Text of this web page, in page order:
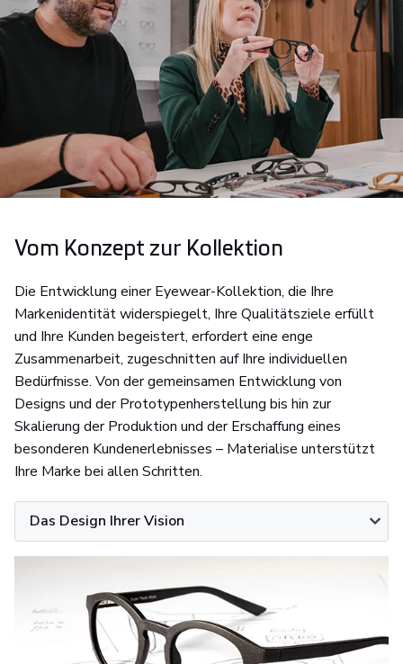
Vom Konzept zur Kollektion
Die Entwicklung einer Eyewear-Kollektion, die Ihre
Markenidentität widerspiegelt, Ihre Qualitätsziele erfüllt
und Ihre Kunden begeistert, erfordert eine enge
Zusammenarbeit, zugeschnitten auf Ihre individuellen
Bedürfnisse. Von der gemeinsamen Entwicklung von
Designs und der Prototypenherstellung bis hin zur
Skalierung der Produktion und der Erschaffung eines
besonderen Kundenerlebnisses – Materialise unterstützt
Ihre Marke bei allen Schritten.
Das Design Ihrer Vision